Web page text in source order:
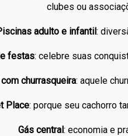
clubes ou
adulto e infantil:
festas: celebre suas
churrasqueira: aquele
Place: porque seu cachorro
Gás central: economia e